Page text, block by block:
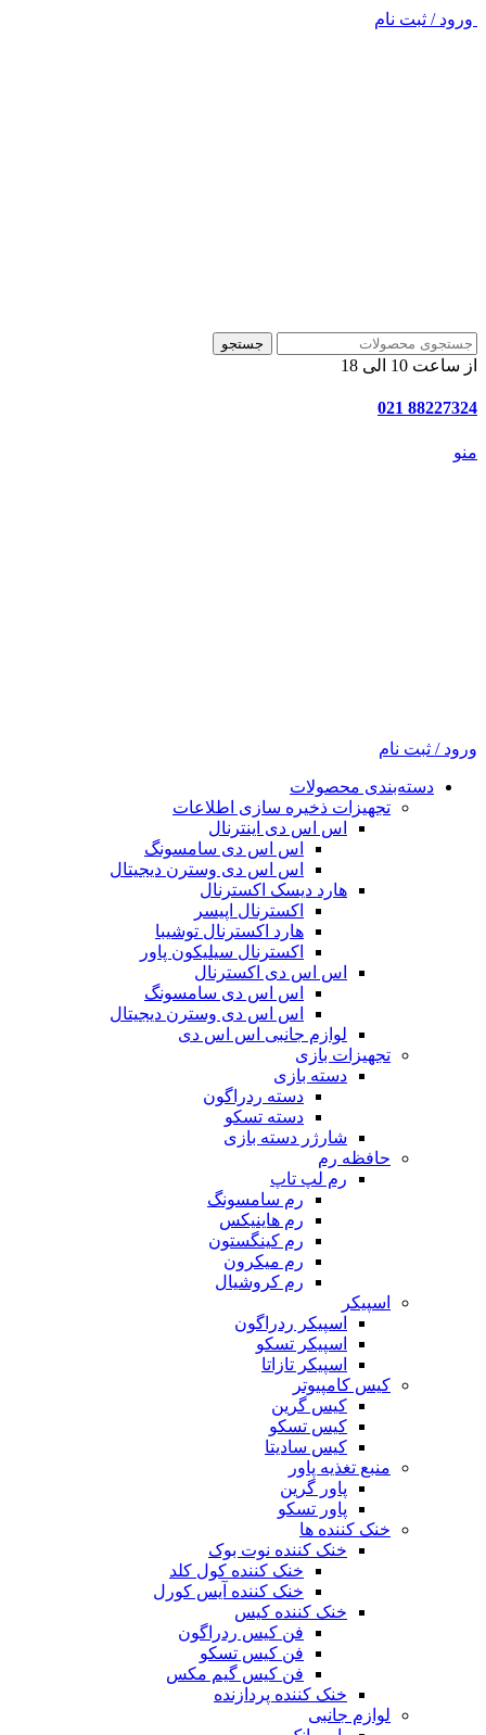
ورود / ثبت نام
جستجو
از ساعت 10 الی 18
88227324 021
منو
ورود / ثبت نام
دسته‌بندی محصولات
تجهیزات ذخیره سازی اطلاعات
اس اس دی اینترنال
اس اس دی سامسونگ
اس اس دی وسترن دیجیتال
هارد دیسک اکسترنال
اکسترنال اپیسر
هارد اکسترنال توشیبا
اکسترنال سیلیکون پاور
اس اس دی اکسترنال
اس اس دی سامسونگ
اس اس دی وسترن دیجیتال
لوازم جانبی اس اس دی
تجهیزات بازی
دسته بازی
دسته ردراگون
دسته تسکو
شارژر دسته بازی
حافظه رم
رم لپ تاپ
رم سامسونگ
رم هاینیکس
رم کینگستون
رم میکرون
رم کروشیال
اسپیکر
اسپیکر ردراگون
اسپیکر تسکو
اسپیکر تازاتا
کیس کامپیوتر
کیس گرین
کیس تسکو
کیس سادیتا
منبع تغذیه‌ پاور
پاور گرین
پاور تسکو
خنک کننده ها
خنک کننده نوت بوک
خنک کننده کول کلد
خنک کننده آیس کورل
خنک کننده کیس
فن کیس ردراگون
فن کیس تسکو
فن کیس گیم مکس
خنک کننده پردازنده
لوازم جانبی